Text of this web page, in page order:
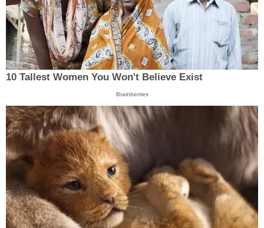
10 Tallest Women You Won't Believe Exist
Brainberries